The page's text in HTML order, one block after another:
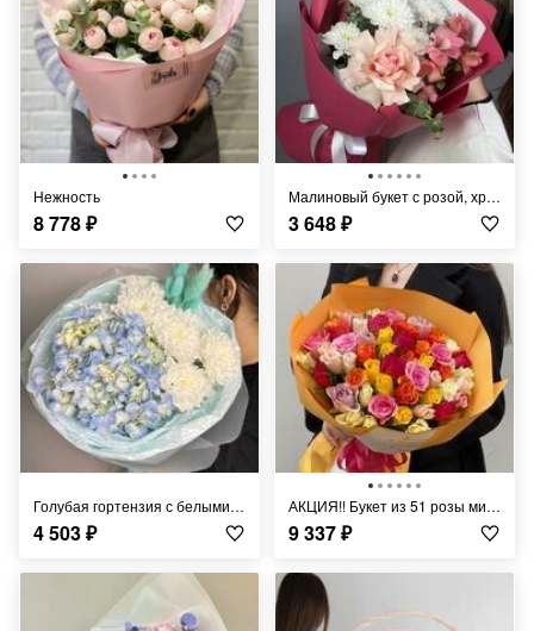
Нежность
8 778₽
Малиновый букет с розой, хризантемой и альстромерией
3 648₽
Голубая гортензия с белыми хризантемами и хвостиками лагуруса
4 503₽
АКЦИЯ!! Букет из 51 розы микс в ярком оформлении
9 337₽